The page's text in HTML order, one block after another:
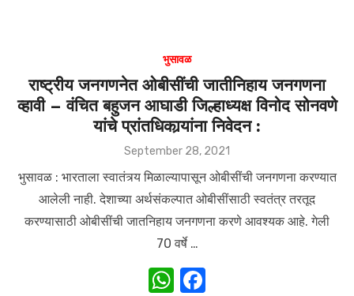
s
A
p
p
b
o
o
k
भुसावळ
राष्ट्रीय जनगणनेत ओबीसींची जातीनिहाय जनगणना
व्हावी – वंचित बहुजन आघाडी जिल्हाध्यक्ष विनोद सोनवणे
यांचे प्रांतधिकार्‍यांना निवेदन :
Posted
September 28, 2021
भुसावळ : भारताला स्वातंत्र्य मिळाल्यापासून ओबीसींची जनगणना करण्यात
आलेली नाही. देशाच्या अर्थसंकल्पात ओबीसींसाठी स्वतंत्र तरतूद
करण्यासाठी ओबीसींची जातनिहाय जनगणना करणे आवश्यक आहे. गेली
70 वर्षे …
W